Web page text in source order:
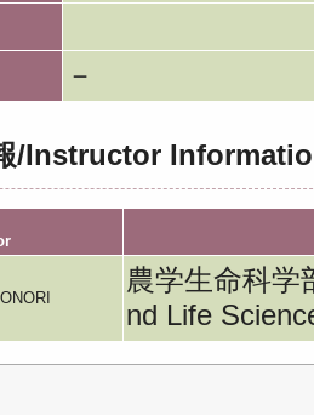
－
/Instructor
農学生命科学
nd Life